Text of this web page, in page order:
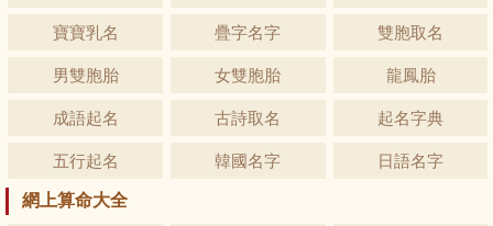
寶寶乳名 疊字名字 雙胞取名
男雙胞胎 女雙胞胎 龍鳳胎
成語起名 古詩取名 起名字典
五行起名 韓國名字 日語名字
網上算命大全